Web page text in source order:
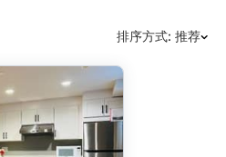
排序方式: 推荐